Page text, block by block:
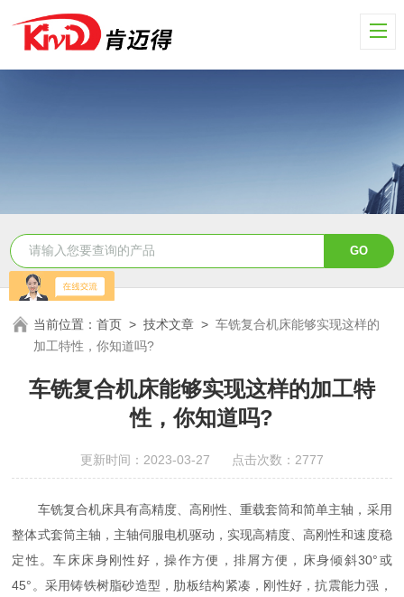
当前位置：首页 >技术文章 >车铣复合机床能够实现这样的
加工特性，你知道吗?
车铣复合机床能够实现这样的加工特
性，你知道吗?
更新时间：2023-03-27 点击次数：2777
车铣复合机床具有高精度、高刚性、重载套筒和简单主轴，采用
整体式套筒主轴，主轴伺服电机驱动，实现高精度、高刚性和速度稳
定性。车床床身刚性好，操作方便，排屑方便，床身倾斜30°或
45°。采用铸铁树脂砂造型，肋板结构紧凑，刚性好，抗震能力强，